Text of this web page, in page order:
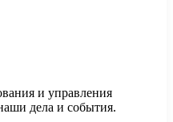
и управления
дела и события.